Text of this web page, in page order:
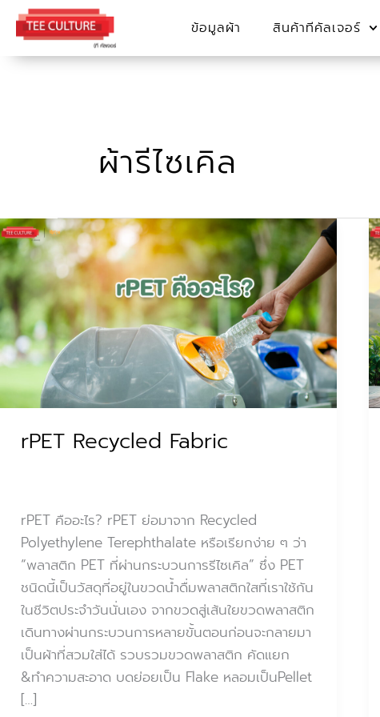
Skip
content
ข้อมูลผ้า สินค้าทีคัลเจอร์
ผ้ารีไซเคิล
rPET Recycled Fabric
rPET คืออะไร? rPET ย่อมาจาก Recycled
Polyethylene Terephthalate หรือเรียกง่าย ๆ ว่า
“พลาสติก PET ที่ผ่านกระบวนการรีไซเคิล” ซึ่ง PET
ชนิดนี้เป็นวัสดุที่อยู่ในขวดน้ำดื่มพลาสติกใสที่เราใช้กัน
ในชีวิตประจำวันนั่นเอง จากขวดสู่เส้นใยขวดพลาสติก
เดินทางผ่านกระบวนการหลายขั้นตอนก่อนจะกลายมา
เป็นผ้าที่สวมใส่ได้ รวบรวมขวดพลาสติก คัดแยก
&ทำความสะอาด บดย่อยเป็น Flake หลอมเป็นPellet
[…]
rPET
Recycled
Fabric